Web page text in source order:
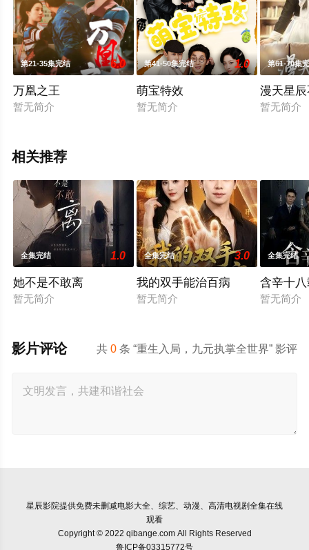
第21-35集完结 6.0
万凰之王
暂无简介
第41-50集完结 1.0
萌宝特效
暂无简介
第61-70集
漫天星
暂无简介
相关推荐
全集完结 1.0
她不是不敢离
暂无简介
全集完结 3.0
我的双手能治百病
暂无简介
全集完结
含辛十
暂无简介
共0 条 “重生入局，九元执掌全世界” 影评
影片评论
星辰影院提供免费未删减电影大全、综艺、动漫、高清电视剧全集在线
观看
Copyright © 2022 qibange.com All Rights Reserved
鲁ICP备03315772号